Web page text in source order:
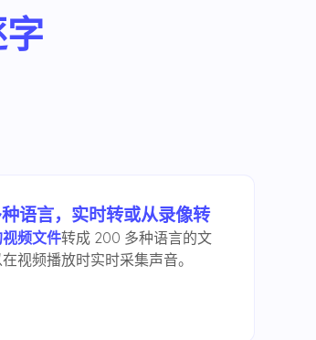
语言，实时转或从录像转
频文件转成 200 多种语言的文
视频播放时实时采集声音。